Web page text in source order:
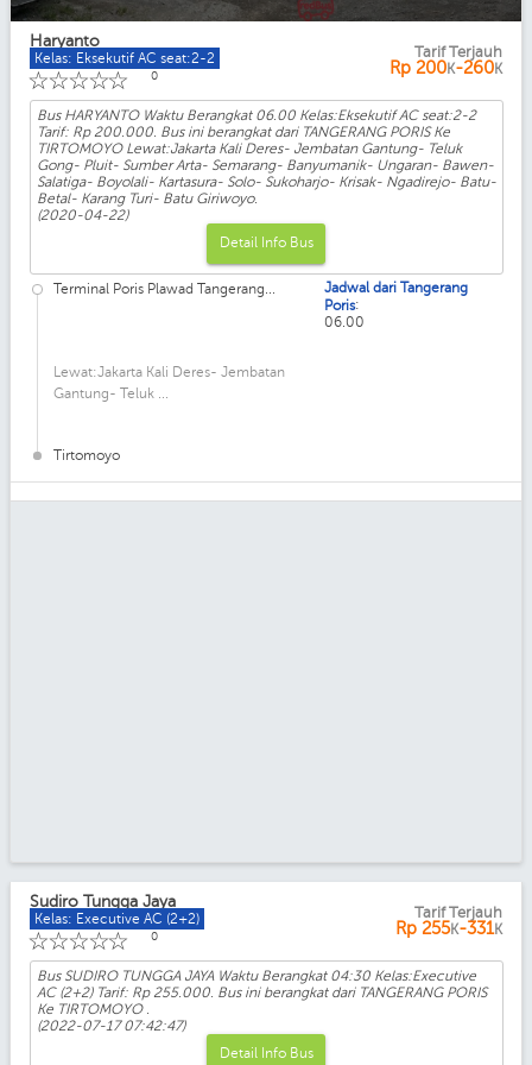
Haryanto
Kelas: Eksekutif AC seat:2-2
☆
☆
☆
☆
☆ 0
Tarif Terjauh
Rp 200K-260K
Bus HARYANTO Waktu Berangkat 06.00 Kelas:Eksekutif AC seat:2-2
Tarif: Rp 200.000. Bus ini berangkat dari TANGERANG PORIS Ke
TIRTOMOYO Lewat:Jakarta Kali Deres- Jembatan Gantung- Teluk
Gong- Pluit- Sumber Arta- Semarang- Banyumanik- Ungaran- Bawen-
Salatiga- Boyolali- Kartasura- Solo- Sukoharjo- Krisak- Ngadirejo- Batu-
Betal- Karang Turi- Batu Giriwoyo.
(2020-04-22)
Detail Info Bus
Terminal Poris Plawad Tangerang...
Lewat:Jakarta Kali Deres- Jembatan
Gantung- Teluk ...
Tirtomoyo
Jadwal dari Tangerang
Poris:
06.00
Sudiro Tungga Jaya
Kelas: Executive AC (2+2)
☆
☆
☆
☆
☆ 0
Tarif Terjauh
Rp 255K-331K
Bus SUDIRO TUNGGA JAYA Waktu Berangkat 04:30 Kelas:Executive
AC (2+2) Tarif: Rp 255.000. Bus ini berangkat dari TANGERANG PORIS
Ke TIRTOMOYO .
(2022-07-17 07:42:47)
Detail Info Bus